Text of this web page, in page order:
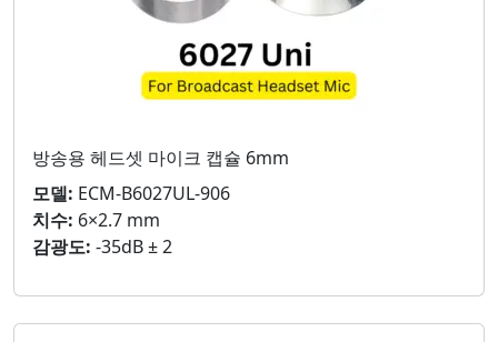
방송용 헤드셋 마이크 캡슐 6mm
모델: ECM-B6027UL-906
치수: 6×2.7 mm
감광도: -35dB ± 2